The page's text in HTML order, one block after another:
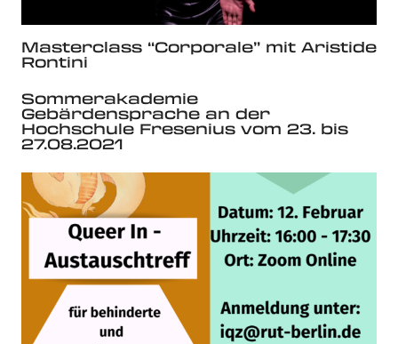
Masterclass “Corporale” mit Aristide
Rontini
Sommerakademie
Gebärdensprache an der
Hochschule Fresenius vom 23. bis
27.08.2021